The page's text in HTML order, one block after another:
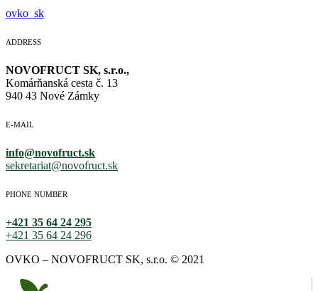
ovko_sk
ADDRESS
NOVOFRUCT SK, s.r.o.,
Komárňanská cesta č. 13
940 43 Nové Zámky
E-MAIL
info@novofruct.sk
sekretariat@novofruct.sk
PHONE NUMBER
+421 35 64 24 295
+421 35 64 24 296
OVKO – NOVOFRUCT SK, s.r.o. © 2021